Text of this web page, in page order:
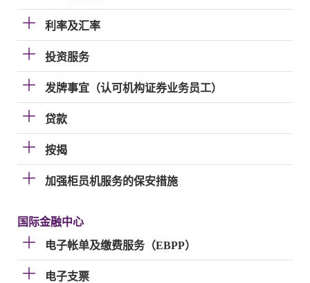
利率及汇率
投资服务
发牌事宜（认可机构证券业务员工）
贷款
按揭
加强柜员机服务的保安措施
国际金融中心
电子帐单及缴费服务（EBPP）
电子支票